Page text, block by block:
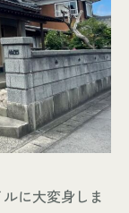
に大変身しま